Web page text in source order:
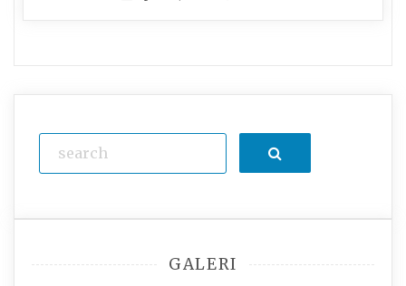
Search
GALERI